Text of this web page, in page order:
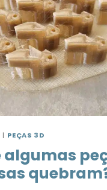
| PEÇAS 3D
algumas